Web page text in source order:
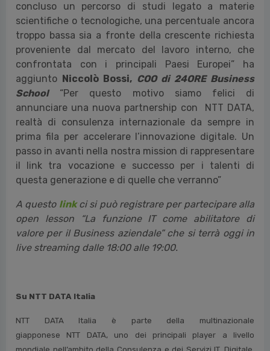
concluso un percorso di studi legato a materie
scientifiche o tecnologiche, una percentuale ancora
troppo bassa sia a fronte della crescente richiesta
proveniente dal mercato del lavoro interno, che
confrontata con i principali Paesi Europei” ha
aggiunto Niccolò Bossi, COO di 24ORE Business
School“Per questo motivo siamo felici di
annunciare una nuova partnership con NTT DATA,
realtà di consulenza internazionale da sempre in
prima fila per accelerare l’innovazione digitale. Un
passo in avanti nella nostra mission di rappresentare
il link tra vocazione e successo per i talenti di
questa generazione e di quelle che verranno”
A questo linkci si può registrare per partecipare alla
open lesson “La funzione IT come abilitatore di
valore per il Business aziendale” che si terrà oggi in
live streaming dalle 18:00 alle 19:00.
Su NTT DATA Italia
NTT DATA Italia è parte della multinazionale
giapponese NTT DATA, uno dei principali player a livello